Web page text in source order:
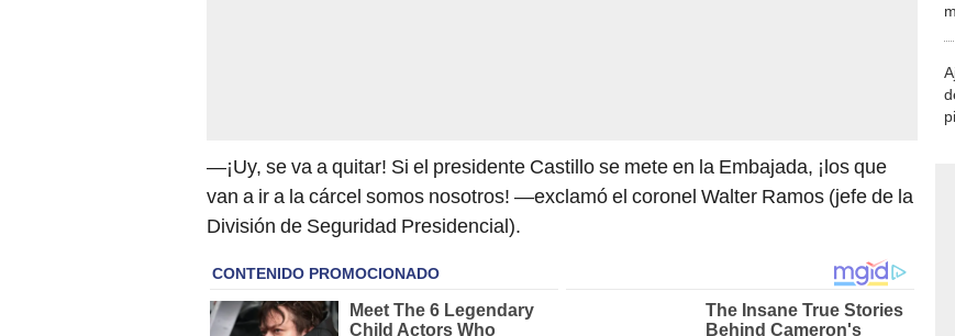
—¡Uy, se va a quitar! Si el presidente Castillo se mete en la Embajada, ¡los que
van a ir a la cárcel somos nosotros! —exclamó el coronel Walter Ramos (jefe de la
División de Seguridad Presidencial).